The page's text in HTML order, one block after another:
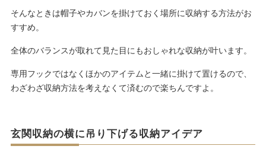
そんなときは帽子やカバンを掛けておく場所に収納する方法がお
すすめ。
全体のバランスが取れて見た目にもおしゃれな収納が叶います。
専用フックではなくほかのアイテムと一緒に掛けて置けるので、
わざわざ収納方法を考えなくて済むので楽ちんですよ。
玄関収納の横に吊り下げる収納アイデア